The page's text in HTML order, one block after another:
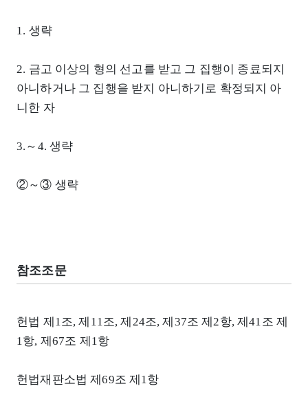
1. 생략
2. 금고 이상의 형의 선고를 받고 그 집행이 종료되지
아니하거나 그 집행을 받지 아니하기로 확정되지 아
니한 자
3.～4. 생략
②～③ 생략
참조조문
헌법 제1조, 제11조, 제24조, 제37조 제2항, 제41조 제
1항, 제67조 제1항
헌법재판소법 제69조 제1항